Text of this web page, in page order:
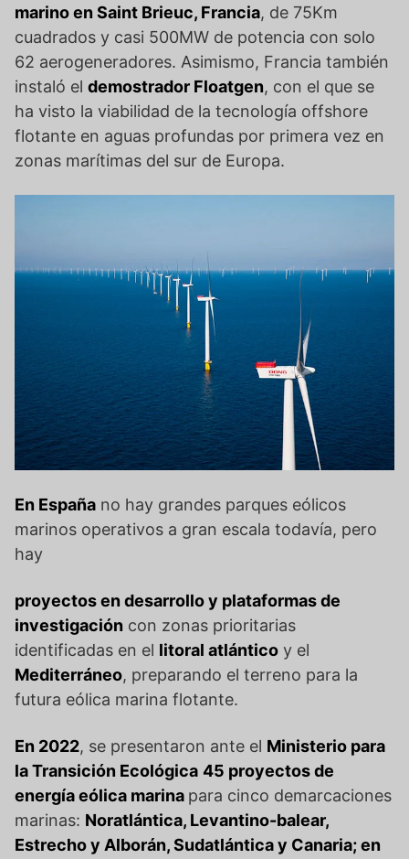
marino en Saint Brieuc, Francia, de 75Km
cuadrados y casi 500MW de potencia con solo
62 aerogeneradores. Asimismo, Francia también
instaló el demostrador Floatgen, con el que se
ha visto la viabilidad de la tecnología offshore
flotante en aguas profundas por primera vez en
zonas marítimas del sur de Europa.
En España no hay grandes parques eólicos
marinos operativos a gran escala todavía, pero
hay
proyectos en desarrollo y plataformas de
investigación con zonas prioritarias
identificadas en el litoral atlántico y el
Mediterráneo, preparando el terreno para la
futura eólica marina flotante.
En 2022, se presentaron ante el Ministerio para
la Transición Ecológica 45 proyectos de
energía eólica marina para cinco demarcaciones
marinas: Noratlántica, Levantino-balear,
Estrecho y Alborán, Sudatlántica y Canaria; en